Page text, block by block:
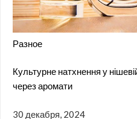
Разное
Культурне натхнення у
через аромати
30 декабря, 2024